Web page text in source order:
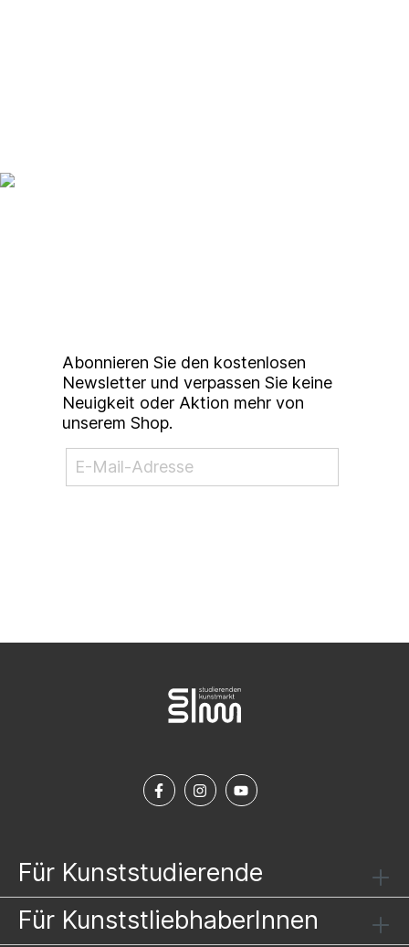
Abonnieren Sie den kostenlosen
Newsletter und verpassen Sie keine
Neuigkeit oder Aktion mehr von
unserem Shop.
Für Kunststudierende
Für KunststliebhaberInnen